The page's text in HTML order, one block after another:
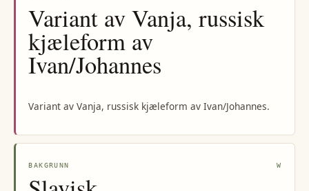
Variant av Vanja, russisk
kjæleform av
Ivan/Johannes
Variant av Vanja, russisk kjæleform av Ivan/Johannes.
BAKGRUNN W